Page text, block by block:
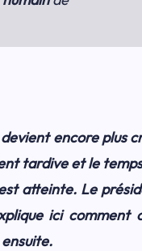
encore plus
tardive et le
atteinte. Le
ici comment